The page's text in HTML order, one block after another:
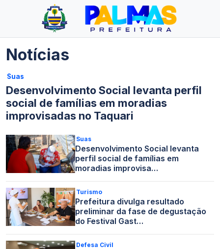
Notícias
Suas
Desenvolvimento Social levanta perfil
social de famílias em moradias
improvisadas no Taquari
Suas
Desenvolvimento Social levanta
perfil social de famílias em
moradias improvisa…
Turismo
Prefeitura divulga resultado
preliminar da fase de degustação
do Festival Gast…
Defesa Civil